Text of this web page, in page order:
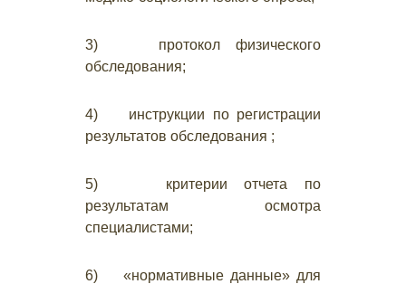
3) протокол физического
обследования;
4) инструкции по регистрации
результатов обследования ;
5) критерии отчета по
результатам осмотра
специалистами;
6) «нормативные данные» для